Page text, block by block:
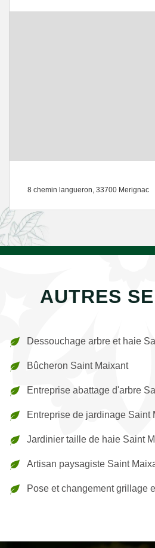
8 chemin langueron, 33700 Merignac
AUTRES
Dessouchage arbre et haie
Bûcheron Saint Maixant
Entreprise abattage d'arbre
Entreprise de jardinage Saint
Jardinier taille de haie Saint
Artisan paysagiste Saint
Pose et changement grillage